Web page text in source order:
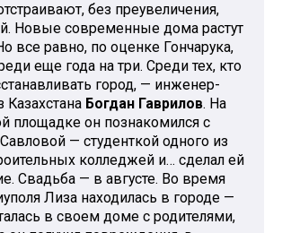
без преувеличения,
Новые современные дома растут
все равно, по оценке Гончарука,
еще года на три. Среди тех, кто
город, — инженер-
Казахстана Богдан Гаврилов. На
площадке он познакомился с
— студенткой одного из
колледжей и… сделал ей
Свадьба — в августе. Во время
Лиза находилась в городе —
в своем доме с родителями,